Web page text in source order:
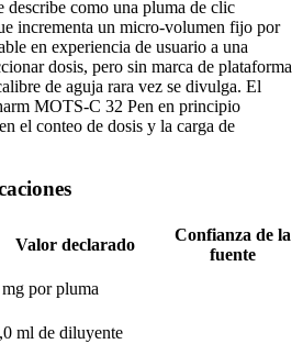
describe como una pluma de clic
incrementa un micro-volumen fijo por
en experiencia de usuario a una
dosis, pero sin marca de plataforma
de aguja rara vez se divulga. El
MOTS-C 32 Pen en principio
el conteo de dosis y la carga de
Valor declarado
Confianza de la
fuente
por pluma
ml de diluyente